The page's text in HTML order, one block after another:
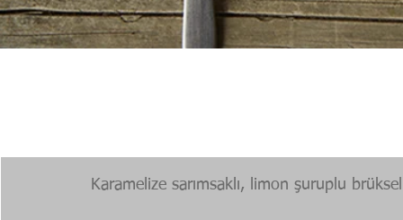
Karamelize sarımsaklı, limon şuruplu